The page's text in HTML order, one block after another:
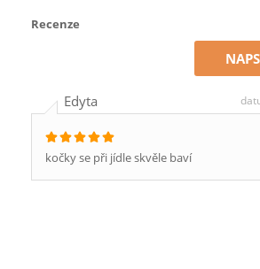
Recenze
Edyta
kočky se při jídle skvěle baví